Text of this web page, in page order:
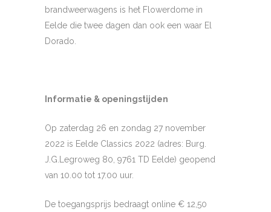
brandweerwagens is het Flowerdome in
Eelde die twee dagen dan ook een waar El
Dorado.
Informatie & openingstijden
Op zaterdag 26 en zondag 27 november
2022 is Eelde Classics 2022 (adres: Burg.
J.G.Legroweg 80, 9761 TD Eelde) geopend
van 10.00 tot 17.00 uur.
De toegangsprijs bedraagt online € 12,50